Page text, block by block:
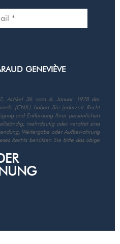
Artikel 36 vom 6. Januar 1978 der
(CNIL) haben Sie jederzeit Recht
und Entfernung Ihrer persönlichen
mehrdeutig oder veraltet sind
Weitergabe oder Aufbewahrung
Rechts benützen Sie bitte das obige